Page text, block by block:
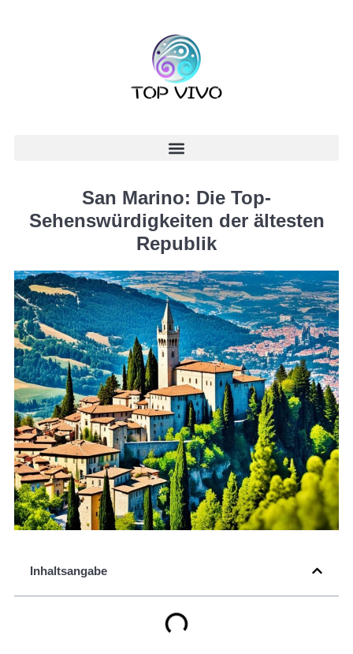
San Marino: Die Top-
Sehenswürdigkeiten der ältesten
Republik
Inhaltsangabe